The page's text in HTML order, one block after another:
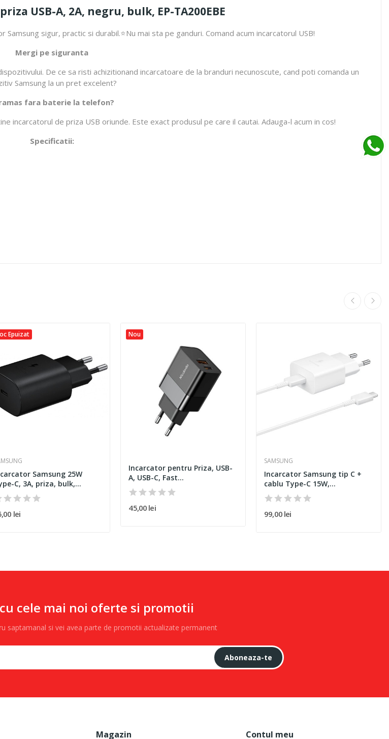
USB-A, 2A, negru, bulk, EP-TA200EBE
sigur, practic si durabil.⭐Nu mai sta pe ganduri. Comand acum incarcatorul USB!
Mergi pe siguranta
De ce sa risti achizitionand incarcatoare de la branduri necunoscute, cand poti comanda un
Samsung la un pret excelent?
fara baterie la telefon?
de priza USB oriunde. Este exact produsul pe care il cautai. Adauga-l acum in cos!
Specificatii:
Epuizat
Samsung 25W
C, 3A, priza, bulk,...
lei
Nou
Incarcator pentru Priza, USB-
A, USB-C, Fast...
45,00 lei
SAMSUNG
Incarcator Samsung tip C +
cablu Type-C 15W,...
99,00 lei
cele mai noi oferte si promotii
saptamanal si vei avea parte de promotii actualizate permanent
Aboneaza-te
Magazin Contul meu